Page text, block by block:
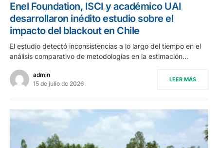
Enel Foundation, ISCI y académico UAI
desarrollaron inédito estudio sobre el
impacto del blackout en Chile
El estudio detectó inconsistencias a lo largo del tiempo en el
análisis comparativo de metodologías en la estimación…
admin
15 de julio de 2026
LEER MÁS